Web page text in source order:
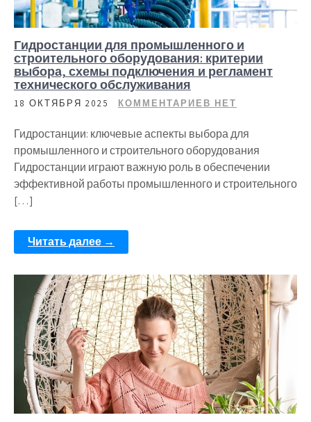
Гидростанции для промышленного и
строительного оборудования: критерии
выбора, схемы подключения и регламент
технического обслуживания
18 ОКТЯБРЯ 2025 КОММЕНТАРИЕВ НЕТ
Гидростанции: ключевые аспекты выбора для
промышленного и строительного оборудования
Гидростанции играют важную роль в обеспечении
эффективной работы промышленного и строительного
[…]
Читать далее →